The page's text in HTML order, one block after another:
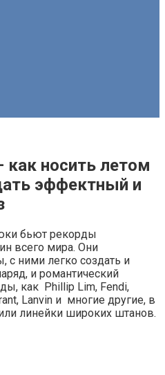
носить летом
эффектный и
бьют рекорды
всего мира. Они
с ними легко создать и
и романтический
как Phillip Lim, Fendi,
Lanvin и многие другие, в
линейки широких штанов.